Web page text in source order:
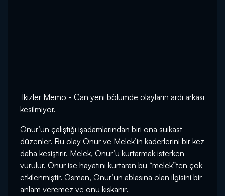
İkizler Memo - Can yeni bölümde olayların ardı arkası
kesilmiyor.
Onur’un çalıştığı işadamlarından biri ona suikast
düzenler. Bu olay Onur ve Melek’in kaderlerini bir kez
daha kesiştirir. Melek, Onur’u kurtarmak isterken
vurulur. Onur ise hayatını kurtaran bu “melek”ten çok
etkilenmiştir. Osman, Onur’un ablasına olan ilgisini bir
anlam veremez ve onu kıskanır.